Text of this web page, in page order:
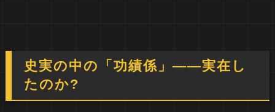
史実の中の「功績係」――実在し
たのか?